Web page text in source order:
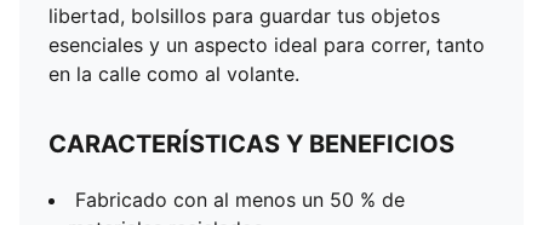
libertad, bolsillos para guardar tus objetos
esenciales y un aspecto ideal para correr, tanto
en la calle como al volante.
CARACTERÍSTICAS Y BENEFICIOS
Fabricado con al menos un 50 % de